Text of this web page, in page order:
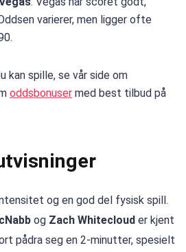
varierer, men ligger ofte
kan spille, se vår side om
oddsbonuser med best tilbud på
og en god del fysisk spill.
og Zach Whitecloud er kjent
pådra seg en 2-minutter, spesielt